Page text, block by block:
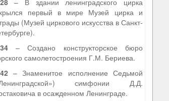
– В здании ленинградского цирка
первый в мире Музей цирка и
(Музей циркового искусства в Санкт-
– Создано конструкторское бюро
самолетостроения Г.М. Бериева.
– Знаменитое исполнение Седьмой
симфонии Д.Д.
в осажденном Ленинграде.